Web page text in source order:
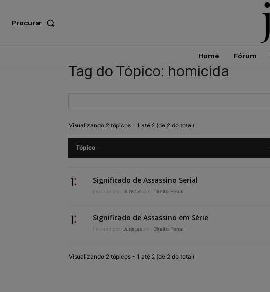
Procurar
Home Fórum
Tag do Tópico: homicida
Visualizando 2 tópicos - 1 até 2 (de 2 do total)
Tópico
Significado de Assassino Serial
Iniciado por: Juristas em: Direito Penal
Significado de Assassino em Série
Iniciado por: Juristas em: Direito Penal
Visualizando 2 tópicos - 1 até 2 (de 2 do total)